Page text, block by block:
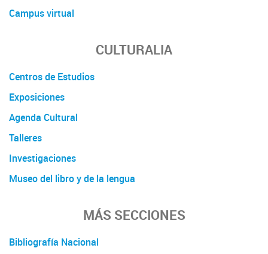
Campus virtual
CULTURALIA
Centros de Estudios
Exposiciones
Agenda Cultural
Talleres
Investigaciones
Museo del libro y de la lengua
MÁS SECCIONES
Bibliografía Nacional